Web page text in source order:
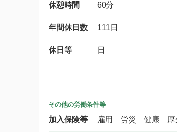
休憩時間 60分
年間休日数 111日
休日等 日
その他の労働条件等
加入保険等 雇用 労災 健康 厚